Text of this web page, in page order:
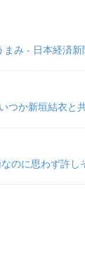
まみ - 日本経済新
つか新垣結衣と
のに思わず許